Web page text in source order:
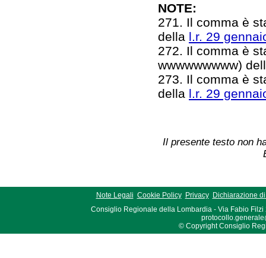
NOTE:
271. Il comma è
della l.r. 29
272. Il comma è
wwwwwwwww)
273. Il comma è
della l.r. 29
Il presente testo non
Note Legali Cookie Policy Privacy
Dichiarazione
Consiglio Regionale della Lombardia - Via Fabio Filzi
© Copyright Consiglio